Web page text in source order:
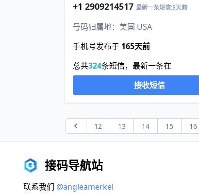
+1 2909214517 最新一条短信:5天前
号码归属地：美国 USA
手机号发布于 165天前
总共324条短信，最新一条在
接收短信
Previous
12 13 14 15 16
接码导航站
联系我们 @angleamerkel